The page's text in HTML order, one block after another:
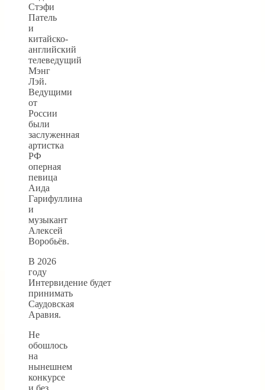
Стэфи
Патель
и
китайско-
английский
телеведущий
Мэнг
Лэй.
Ведущими
от
России
были
заслуженная
артистка
РФ
оперная
певица
Аида
Гарифуллина
и
музыкант
Алексей
Воробьёв.
В 2026
году
Интервидение будет
принимать
Саудовская
Аравия.
Не
обошлось
на
нынешнем
конкурсе
и без